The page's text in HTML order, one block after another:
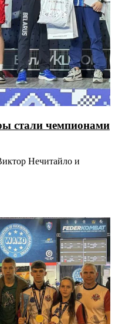
стали чемпионами
Нечитайло и